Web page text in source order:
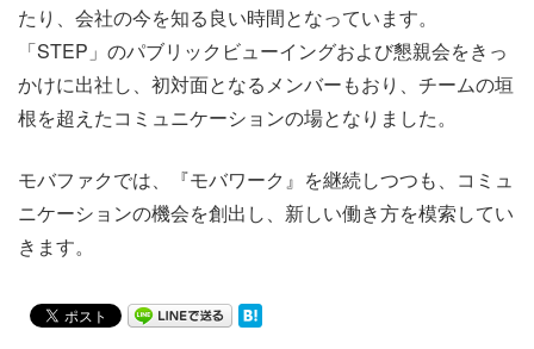
たり 、会社の今を知る良い時間となっています。
「STEP」のパブリックビューイングおよび懇親会をきっ
かけに出社し、初対面となるメンバーもおり、チームの垣
根を超えたコミュニケーションの場となりました。
モバファクでは、『モバワーク』を継続しつつも、コミュ
ニケーションの機会を創出し、新しい働き方を模索してい
きます。